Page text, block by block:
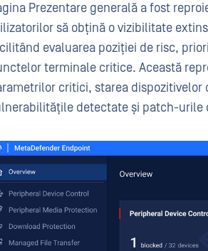
Prezentare generală a fost
să obțină o vizibilitate
evaluarea poziției de risc,
terminale critice. Această
critici, starea
detectate și patch-urile